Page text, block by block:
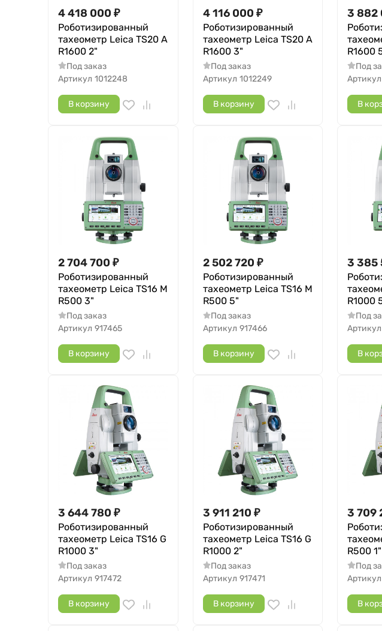
4 418 000 ₽
Роботизированный
тахеометр Leica TS20 A
R1600 2"
Под заказ
Артикул 1012248
В корзину
4 116 000 ₽
Роботизированный
тахеометр Leica TS20 A
R1600 3"
Под заказ
Артикул 1012249
В корзину
3 882
R1600
Под
Артикул
В
2 704 700 ₽
Роботизированный
тахеометр Leica TS16 M
R500 3"
Под заказ
Артикул 917465
В корзину
2 502 720 ₽
Роботизированный
тахеометр Leica TS16 M
R500 5"
Под заказ
Артикул 917466
В корзину
3 385
R1000
Под
Артикул
В
3 644 780 ₽
Роботизированный
тахеометр Leica TS16 G
R1000 3"
Под заказ
Артикул 917472
В корзину
3 911 210 ₽
Роботизированный
тахеометр Leica TS16 G
R1000 2"
Под заказ
Артикул 917471
В корзину
3 709
R500 1"
Под
Артикул
В